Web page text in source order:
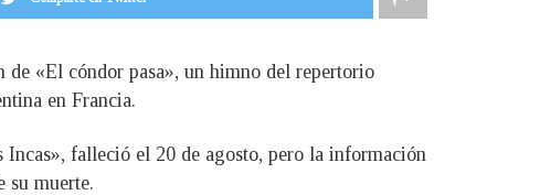
«El cóndor pasa», un himno del repertorio
en Francia.
falleció el 20 de agosto, pero la información
su muerte.